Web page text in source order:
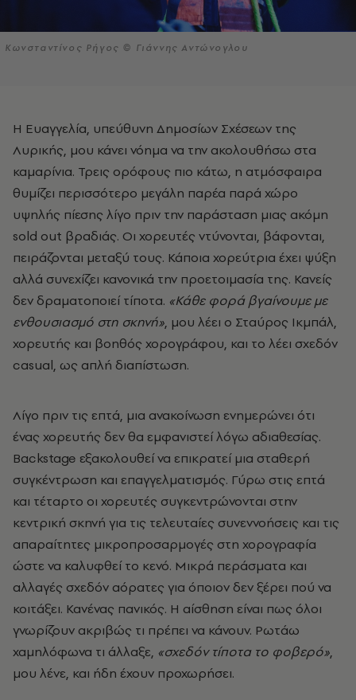
Κωνσταντίνος Ρήγος © Γιάννης Αντώνογλου
Η Ευαγγελία, υπεύθυνη Δημοσίων Σχέσεων της
Λυρικής, μου κάνει νόημα να την ακολουθήσω στα
καμαρίνια. Τρεις ορόφους πιο κάτω, η ατμόσφαιρα
θυμίζει περισσότερο μεγάλη παρέα παρά χώρο
υψηλής πίεσης λίγο πριν την παράσταση μιας ακόμη
sold out βραδιάς. Οι χορευτές ντύνονται, βάφονται,
πειράζονται μεταξύ τους. Κάποια χορεύτρια έχει ψύξη
αλλά συνεχίζει κανονικά την προετοιμασία της. Κανείς
δεν δραματοποιεί τίποτα. «Κάθε φορά βγαίνουμε με
ενθουσιασμό στη σκηνή», μου λέει o Σταύρος Ικμπάλ,
χορευτής και βοηθός χορογράφου, και το λέει σχεδόν
casual, ως απλή διαπίστωση.
Λίγο πριν τις επτά, μια ανακοίνωση ενημερώνει ότι
ένας χορευτής δεν θα εμφανιστεί λόγω αδιαθεσίας.
Βackstage εξακολουθεί να επικρατεί μια σταθερή
συγκέντρωση και επαγγελματισμός. Γύρω στις επτά
και τέταρτο οι χορευτές συγκεντρώνονται στην
κεντρική σκηνή για τις τελευταίες συνεννοήσεις και τις
απαραίτητες μικροπροσαρμογές στη χορογραφία
ώστε να καλυφθεί το κενό. Μικρά περάσματα και
αλλαγές σχεδόν αόρατες για όποιον δεν ξέρει πού να
κοιτάξει. Κανένας πανικός. Η αίσθηση είναι πως όλοι
γνωρίζουν ακριβώς τι πρέπει να κάνουν. Ρωτάω
χαμηλόφωνα τι άλλαξε, «σχεδόν τίποτα το φοβερό»,
μου λένε, και ήδη έχουν προχωρήσει.